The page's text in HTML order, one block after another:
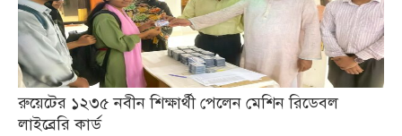
রুয়েটের ১২৩৫ নবীন শিক্ষার্থী পেলেন মেশিন রিডেবল
লাইব্রেরি কার্ড